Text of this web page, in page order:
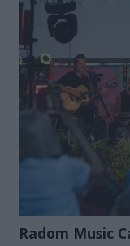
Radom Music